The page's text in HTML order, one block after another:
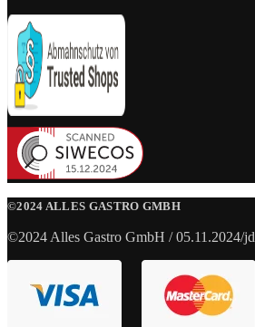
©2024 ALLES GASTRO GMBH
©2024 Alles Gastro GmbH / 05.11.2024/jd